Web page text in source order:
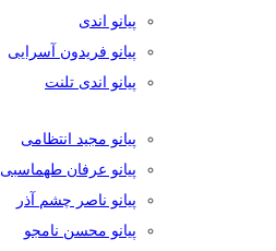
پیانو اندی
پیانو فریدون آسرایی
پیانو اندی تلنت
پیانو مجید انتظامی
پیانو عرفان طهماسبی
پیانو ناصر چشم آذر
پیانو محسن نامجو